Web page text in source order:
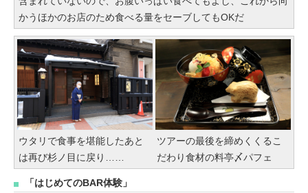
かうほかのお店のため食べる量をセーブしてもOKだ
ウタリで食事を堪能したあと
は再び杉ノ目に戻り……
ツアーの最後を締めくくるこ
だわり食材の料亭〆パフェ
「はじめてのBAR体験」